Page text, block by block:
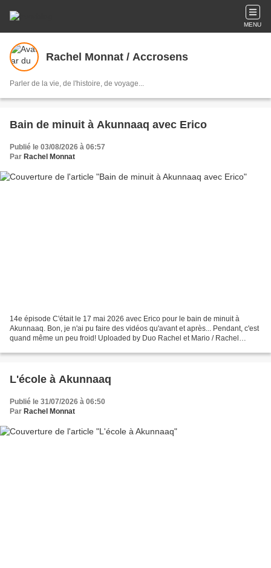
MENU
Rachel Monnat / Accrosens
Parler de la vie, de l'histoire, de voyage...
Bain de minuit à Akunnaaq avec Erico
Publié le 03/08/2026 à 06:57
Par Rachel Monnat
14e épisode C'était le 17 mai 2026 avec Erico pour le bain de minuit à
Akunnaaq. Bon, je n'ai pu faire des vidéos qu'avant et après... Pendant, c'est
quand même un peu froid! Uploaded by Duo Rachel et Mario / Rachel
L'école à Akunnaaq
Publié le 31/07/2026 à 06:50
Par Rachel Monnat